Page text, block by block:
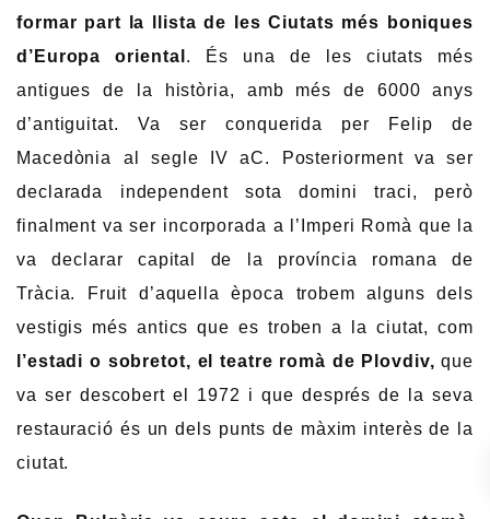
formar part la llista de les Ciutats més boniques
d’Europa oriental . És una de les ciutats més
antigues de la història, amb més de 6000 anys
d’antiguitat. Va ser conquerida per Felip de
Macedònia al segle IV aC. Posteriorment va ser
declarada independent sota domini traci, però
finalment va ser incorporada a l’Imperi Romà que la
va declarar capital de la província romana de
Tràcia. Fruit d’aquella època trobem alguns dels
vestigis més antics que es troben a la ciutat, com
l’estadi o sobretot, el teatre romà de Plovdiv, que
va ser descobert el 1972 i que després de la seva
restauració és un dels punts de màxim interès de la
ciutat.